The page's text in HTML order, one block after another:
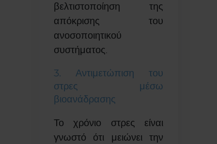
βελτιστοποίηση της
απόκρισης του
ανοσοποιητικού
συστήματος.
3. Αντιμετώπιση του
στρες μέσω
βιοανάδρασης
Το χρόνιο στρες είναι
γνωστό ότι μειώνει την